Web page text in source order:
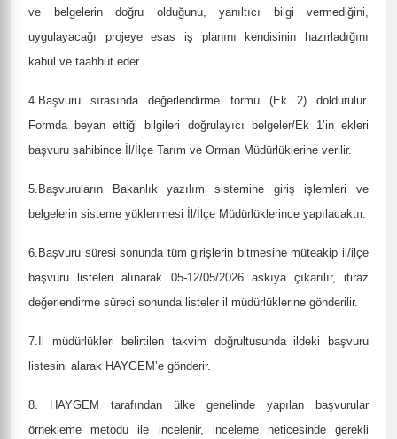
ve belgelerin doğru olduğunu, yanıltıcı bilgi vermediğini,
uygulayacağı projeye esas iş planını kendisinin hazırladığını
kabul ve taahhüt eder.
4.Başvuru sırasında değerlendirme formu (Ek 2) doldurulur.
Formda beyan ettiği bilgileri doğrulayıcı belgeler/Ek 1’in ekleri
başvuru sahibince İl/İlçe Tarım ve Orman Müdürlüklerine verilir.
5.Başvuruların Bakanlık yazılım sistemine giriş işlemleri ve
belgelerin sisteme yüklenmesi İl/İlçe Müdürlüklerince yapılacaktır.
6.Başvuru süresi sonunda tüm girişlerin bitmesine müteakip il/ilçe
başvuru listeleri alınarak 05-12/05/2026 askıya çıkarılır, itiraz
değerlendirme süreci sonunda listeler il müdürlüklerine gönderilir.
7.İl müdürlükleri belirtilen takvim doğrultusunda ildeki başvuru
listesini alarak HAYGEM’e gönderir.
8. HAYGEM tarafından ülke genelinde yapılan başvurular
örnekleme metodu ile incelenir, inceleme neticesinde gerekli